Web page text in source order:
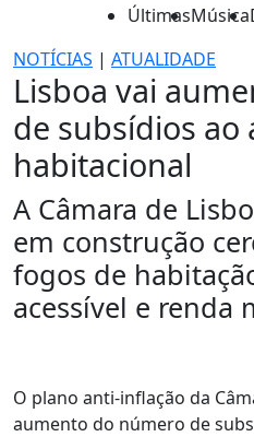
ÚltimasMúsica
NOTÍCIAS | ATUALIDADE
Lisboa vai
de subsídios
habitacional
A Câmara de
em construção
fogos de
acessível e renda
O plano anti-inflação da
aumento do número de